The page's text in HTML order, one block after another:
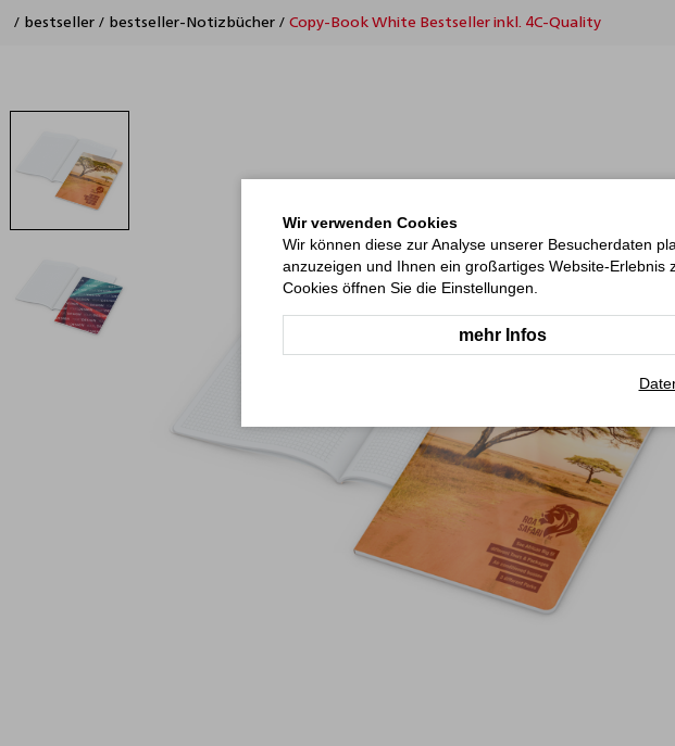
/ bestseller / bestseller-Notizbücher / Copy-Book White Bestseller inkl. 4C-Quality
Wir verwenden Cookies
Wir können diese zur Analyse unserer Besucherdaten
anzuzeigen und Ihnen ein großartiges Website-
Cookies öffnen Sie die Einstellungen.
mehr Infos